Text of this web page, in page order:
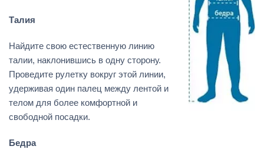
Талия
Найдите свою естественную линию
талии, наклонившись в одну сторону.
Проведите рулетку вокруг этой линии,
удерживая один палец между лентой и
телом для более комфортной и
свободной посадки.
Бедра